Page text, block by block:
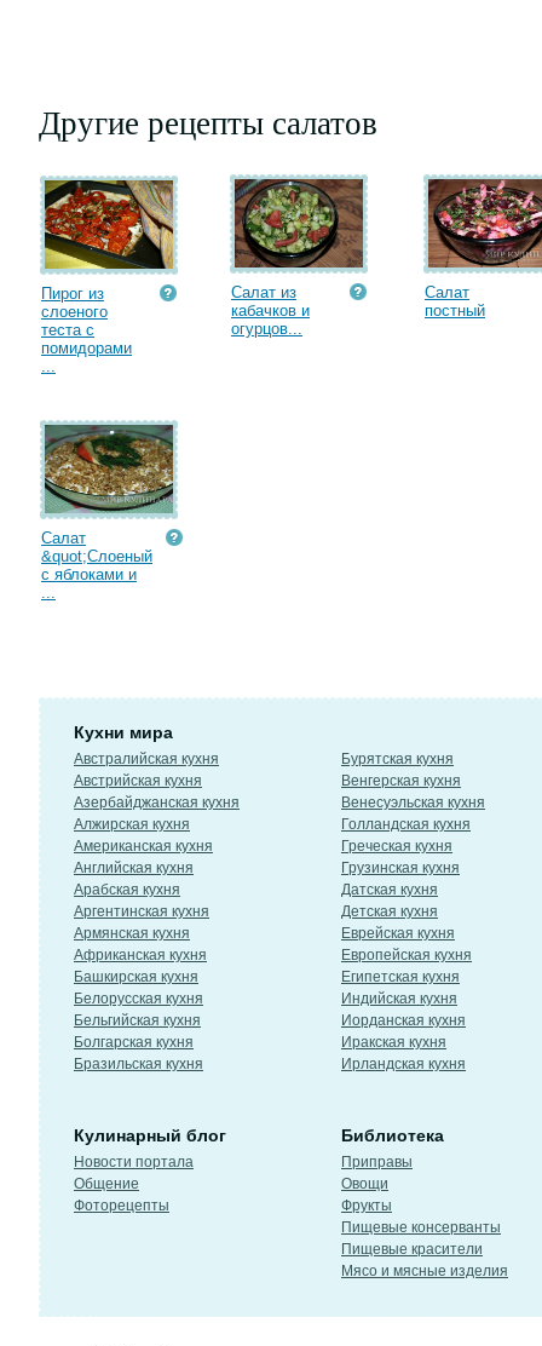
Другие рецепты салатов
Пирог из
слоеного
теста с
помидорами
...
Салат из
кабачков и
огурцов...
Салат
постный
Салат
&quot;Слоеный
с яблоками и
...
Кухни мира
Австралийская кухня
Австрийская кухня
Азербайджанская кухня
Алжирская кухня
Американская кухня
Английская кухня
Арабская кухня
Аргентинская кухня
Армянская кухня
Африканская кухня
Башкирская кухня
Белорусская кухня
Бельгийская кухня
Болгарская кухня
Бразильская кухня
Бурятская кухня
Венгерская кухня
Венесуэльская кухня
Голландская кухня
Греческая кухня
Грузинская кухня
Датская кухня
Детская кухня
Еврейская кухня
Европейская кухня
Египетская кухня
Индийская кухня
Иорданская кухня
Иракская кухня
Ирландская кухня
Кулинарный блог
Новости портала
Общение
Фоторецепты
Библиотека
Приправы
Овощи
Фрукты
Пищевые консерванты
Пищевые красители
Мясо и мясные изделия